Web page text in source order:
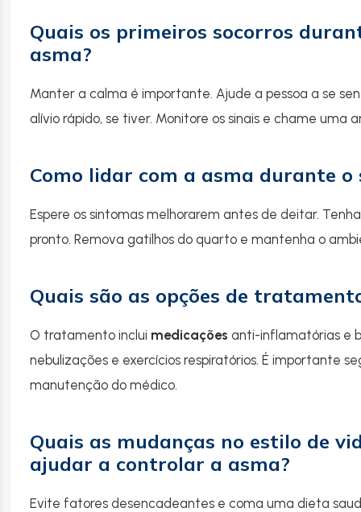
Quais os primeiros socorros
asma?
Manter a calma é importante. Ajude a pessoa a se
alívio rápido, se tiver. Monitore os sinais e chame uma
Como lidar com a asma durante o
Espere os sintomas melhorarem antes de deitar.
pronto. Remova gatilhos do quarto e mantenha o
Quais são as opções de
O tratamento inclui medicações anti-inflamatórias e
nebulizações e exercícios respiratórios. É importante
manutenção do médico.
Quais as mudanças no estilo de
ajudar a controlar a asma?
Evite fatores desencadeantes e coma uma dieta